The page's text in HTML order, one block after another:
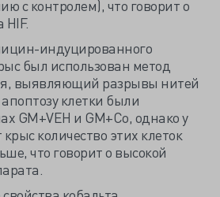
с контролем), что говорит о
индуцированного
был использован метод
выявляющий разрывы нитей
клетки были
GM+VEH и GM+Co, однако у
количество этих клеток
что говорит о высокой